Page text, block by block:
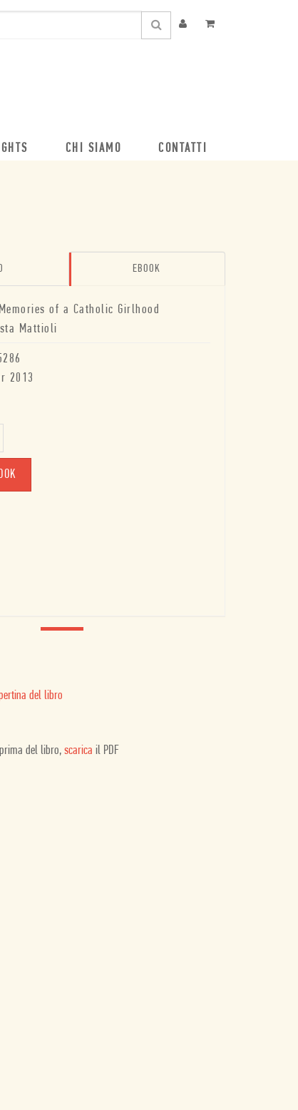
CHI SIAMO CONTATTI
EBOOK
Memories of a Catholic Girlhood
Mattioli
2013
del libro
del libro, scarica il PDF